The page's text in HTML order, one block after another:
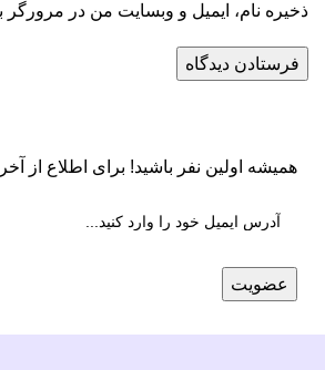
ذخیره نام، ایمیل و وبسایت من در
همیشه اولین نفر باشید! برای اطلاع از